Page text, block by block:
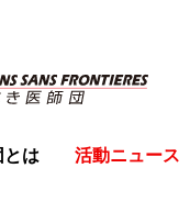
は 活動ニュース